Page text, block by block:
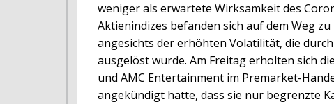
weniger als erwartete Wirksamkeit des
Aktienindizes befanden sich auf dem Weg
angesichts der erhöhten Volatilität, die
ausgelöst wurde. Am Freitag erholten sich
und AMC Entertainment im Premarket-
angekündigt hatte, dass sie nur begrenzte